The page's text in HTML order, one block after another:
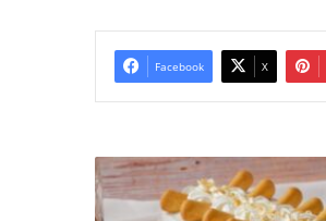
Facebook X
Plazma
pesak